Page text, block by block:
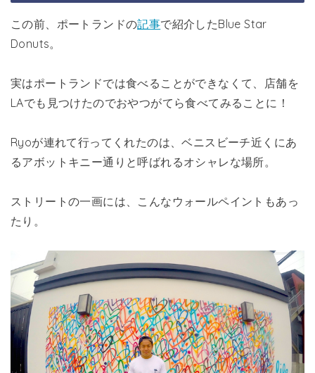
この前、ポートランドの記事で紹介したBlue Star
Donuts。
実はポートランドでは食べることができなくて、店舗を
LAでも見つけたのでおやつがてら食べてみることに！
Ryoが連れて行ってくれたのは、ベニスビーチ近くにあ
るアボットキニー通りと呼ばれるオシャレな場所。
ストリートの一画には、こんなウォールペイントもあっ
たり。